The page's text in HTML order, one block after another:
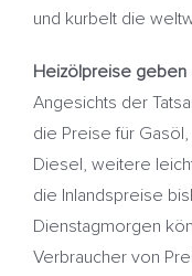
und kurbelt die
Heizölpreise geben
Angesichts der
die Preise für
Diesel, weitere
die Inlandspreise
Dienstagmorgen
Verbraucher von